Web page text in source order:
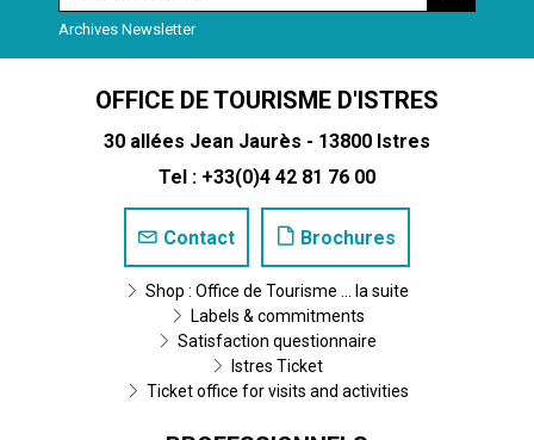
Archives Newsletter
OFFICE DE TOURISME D'ISTRES
30 allées Jean Jaurès - 13800 Istres
Tel : +33(0)4 42 81 76 00
Contact Brochures
Shop : Office de Tourisme ... la suite
Labels & commitments
Satisfaction questionnaire
Istres Ticket
Ticket office for visits and activities